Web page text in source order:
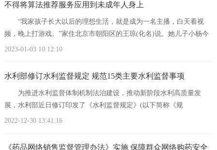
不得将算法推荐服务应用到未成年人身上
“我家孩子长大以后的理想生活，就是成为一名主播，白天看视
频，晚上打游戏。”家住北京市朝阳区的王琼(化名)说。她儿子小杨今
年上初三，产生这样的想法源于
2023-01-03 10:12:10
水利部修订水利监督规定 规范15类主要水利监督事项
为推进水利监督体制机制法治建设，推动新阶段水利高质量发
展，水利部近日修订印发了《水利监督规定》(以下简称《规
定》)。 《规定》坚持依法依规、客观公正、问题导
2022-12-30 13:41:16
《药品网络销售监督管理办法》实施 保障群众网络购药安全